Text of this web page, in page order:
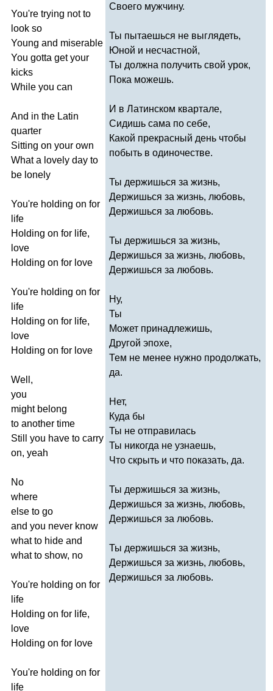
You're trying not to
look so
Young and miserable
You gotta get your
kicks
While you can
And in the Latin
quarter
Sitting on your own
What a lovely day to
be lonely
You're holding on for
life
Holding on for life,
love
Holding on for love
You're holding on for
life
Holding on for life,
love
Holding on for love
Well ,
you
might belong
to another time
Still
you have to carry
on, yeah
No
where
else to go
and you never know
what to hide and
what to show, no
You're holding on for
life
Holding on for life,
love
Holding on for love
You're holding on for
life
Своего мужчину.
Ты пытаешься не выглядеть,
Юной и несчастной,
Ты должна получить свой урок,
Пока можешь.
И в Латинском квартале,
Сидишь сама по себе,
Какой прекрасный день чтобы
побыть в одиночестве.
Ты держишься за жизнь,
Держишься за жизнь, любовь,
Держишься за любовь.
Ты держишься за жизнь,
Держишься за жизнь, любовь,
Держишься за любовь.
Ну,
Ты
Может принадлежишь,
Другой эпохе,
Тем не менее нужно продолжать,
да.
Нет,
Куда бы
Ты не отправилась
Ты никогда не узнаешь,
Что скрыть и что показать, да.
Ты держишься за жизнь,
Держишься за жизнь, любовь,
Держишься за любовь.
Ты держишься за жизнь,
Держишься за жизнь, любовь,
Держишься за любовь.